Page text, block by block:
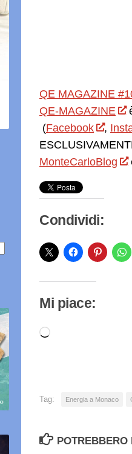
QE MAGAZINE
QE-MAGAZINE
(Facebook ,
MonteCarloBlog
Condividi:
Mi piace:
Caricamento
Tag: Energia a Monaco
POTREBBERO